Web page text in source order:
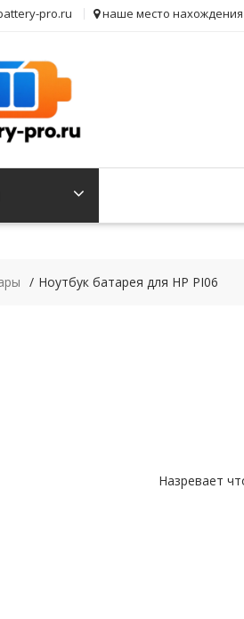
pro.ru наше место нахождения
Ноутбук батарея для HP PI06
Назревает